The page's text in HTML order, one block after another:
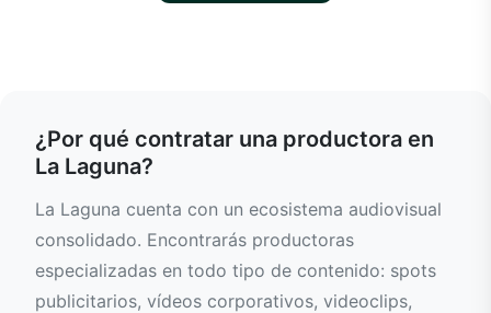
¿Por qué contratar una productora en
La Laguna?
La Laguna cuenta con un ecosistema audiovisual
consolidado. Encontrarás productoras
especializadas en todo tipo de contenido: spots
publicitarios, vídeos corporativos, videoclips,